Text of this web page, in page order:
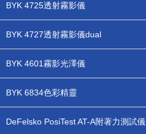
BYK 4725透射霧影儀
BYK 4727透射霧影儀dual
BYK 4601霧影光澤儀
BYK 6834色彩精靈
DeFelsko PosiTest AT-A附著力測試儀